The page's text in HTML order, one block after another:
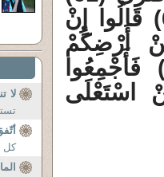
فَتَنَازَعُوا أَمْرَهُمْ بَيْنَهُمْ وَأَسَرُّوا النَّجْوَى (62) قَالُوا إِنْ
أَرْضِكُمْ
وَيَذْهَبَا بِطَرِيقَتِكُمْ الْمُثْلَى (63) فَأَجْمِعُوا
اسْتَعْلَى
لا
كل